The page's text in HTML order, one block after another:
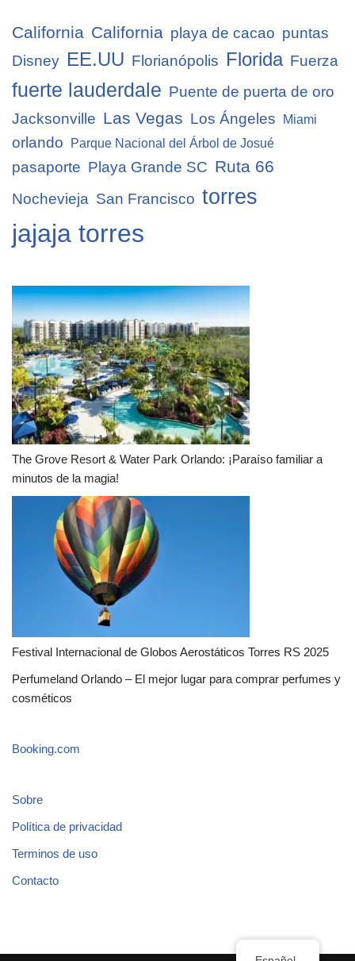
California California playa de cacao puntas
Disney EE.UU Florianópolis Florida Fuerza
fuerte lauderdale Puente de puerta de oro
Jacksonville Las Vegas Los Ángeles Miami
orlando Parque Nacional del Árbol de Josué
pasaporte Playa Grande SC Ruta 66
Nochevieja San Francisco torres
jajaja torres
The Grove Resort & Water Park Orlando: ¡Paraíso familiar a
minutos de la magia!
Festival Internacional de Globos Aerostáticos Torres RS 2025
Perfumeland Orlando – El mejor lugar para comprar perfumes y
cosméticos
Booking.com
Sobre
Política de privacidad
Terminos de uso
Contacto